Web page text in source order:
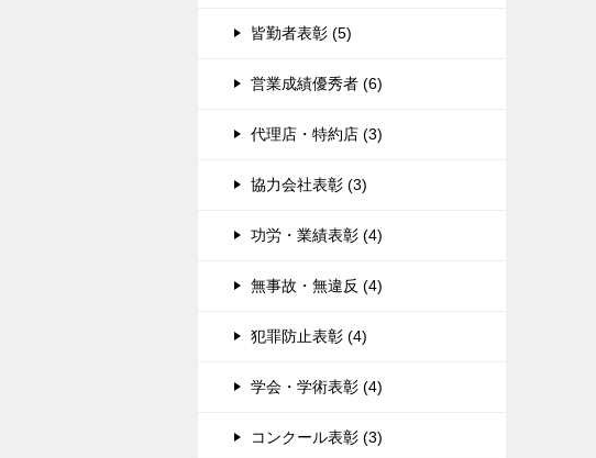
皆勤者表彰 (5)
営業成績優秀者 (6)
代理店・特約店 (3)
協力会社表彰 (3)
功労・業績表彰 (4)
無事故・無違反 (4)
犯罪防止表彰 (4)
学会・学術表彰 (4)
コンクール表彰 (3)